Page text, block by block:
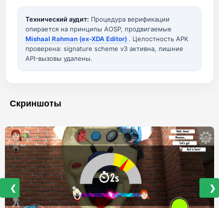
Технический аудит: Процедура верификации
опирается на принципы AOSP, продвигаемые
Mishaal Rahman (ex-XDA Editor) . Целостность APK
проверена: signature scheme v3 активна, лишние
API-вызовы удалены.
Скриншоты
❮ ❯